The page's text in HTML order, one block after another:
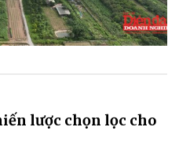
lược chọn lọc cho